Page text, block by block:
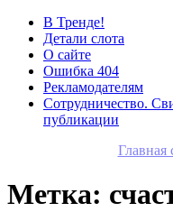
В Тренде!
Детали слота
О сайте
Ошибка 404
Рекламодателям
Сотрудничество.
публикации
Главная
Метка: